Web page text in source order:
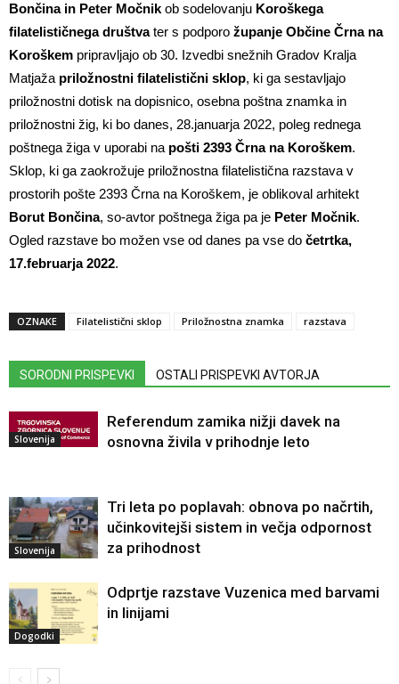
Bončina in Peter Močnikob sodelovanju Koroškega
filatelističnega društvater s podporo županje Občine Črna na
Koroškem pripravljajo ob 30. Izvedbi snežnih Gradov Kralja
Matjaža priložnostni filatelistični sklop, ki ga sestavljajo
priložnostni dotisk na dopisnico, osebna poštna znamka in
priložnostni žig, ki bo danes, 28.januarja 2022, poleg rednega
poštnega žiga v uporabi na pošti 2393 Črna na Koroškem.
Sklop, ki ga zaokrožuje priložnostna filatelistična razstava v
prostorih pošte 2393 Črna na Koroškem, je oblikoval arhitekt
Borut Bončina, so-avtor poštnega žiga pa je Peter Močnik.
Ogled razstave bo možen vse od danes pa vse do četrtka,
17.februarja 2022.
OZNAKE Filatelistični sklop Priložnostna znamka razstava
SORODNI PRISPEVKI OSTALI PRISPEVKI AVTORJA
Slovenija
Referendum zamika nižji davek na
osnovna živila v prihodnje leto
Slovenija
Tri leta po poplavah: obnova po načrtih,
učinkovitejši sistem in večja odpornost
za prihodnost
Dogodki
Odprtje razstave Vuzenica med barvami
in linijami